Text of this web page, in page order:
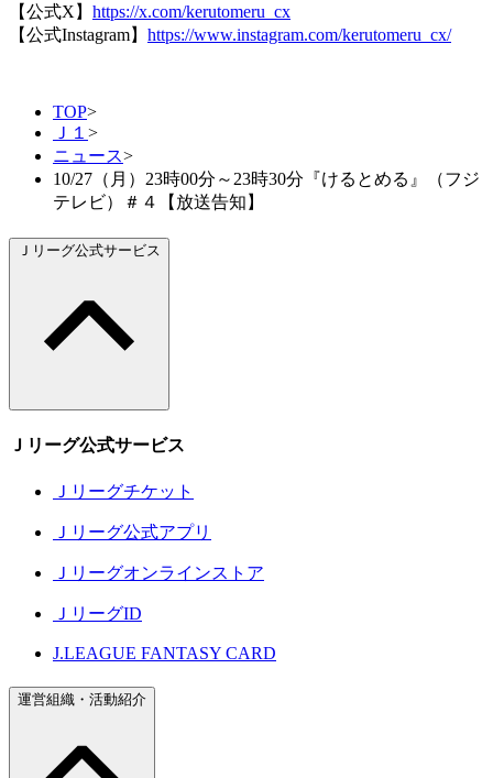
【公式X】 https://x.com/kerutomeru_cx
【公式Instagram】 https://www.instagram.com/kerutomeru_cx/
TOP>
Ｊ１ >
ニュース>
10/27（月）23時00分～23時30分『けるとめる』（フジ
テレビ）＃４【放送告知】
Ｊリーグ公式サービス
Ｊリーグ公式サービス
Ｊリーグチケット
Ｊリーグ公式アプリ
Ｊリーグオンラインストア
ＪリーグID
J.LEAGUE FANTASY CARD
運営組織・活動紹介